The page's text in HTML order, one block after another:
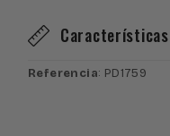
Características
Referencia: PD1759